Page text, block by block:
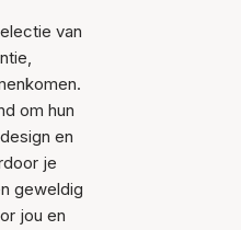
van
om hun
en
je
geweldig
jou en